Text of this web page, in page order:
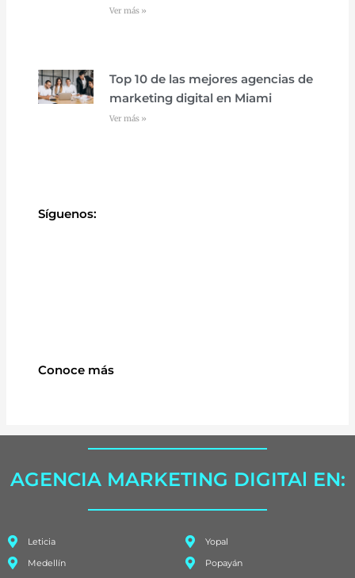
Ver más »
Top 10 de las mejores agencias de
marketing digital en Miami
Ver más »
Síguenos:
Conoce más
AGENCIA MARKETING DIGITAl EN:
Leticia
Medellín
Yopal
Popayán